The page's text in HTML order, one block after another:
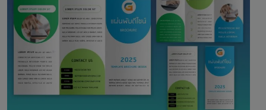
View Details
1 Sale